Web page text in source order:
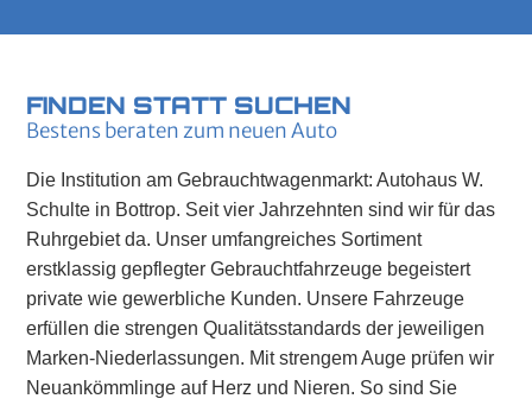
FINDEN STATT SUCHEN
Bestens beraten zum neuen Auto
Die Institution am Gebrauchtwagenmarkt: Autohaus W.
Schulte in Bottrop. Seit vier Jahrzehnten sind wir für das
Ruhrgebiet da. Unser umfangreiches Sortiment
erstklassig gepflegter Gebrauchtfahrzeuge begeistert
private wie gewerbliche Kunden. Unsere Fahrzeuge
erfüllen die strengen Qualitätsstandards der jeweiligen
Marken-Niederlassungen. Mit strengem Auge prüfen wir
Neuankömmlinge auf Herz und Nieren. So sind Sie